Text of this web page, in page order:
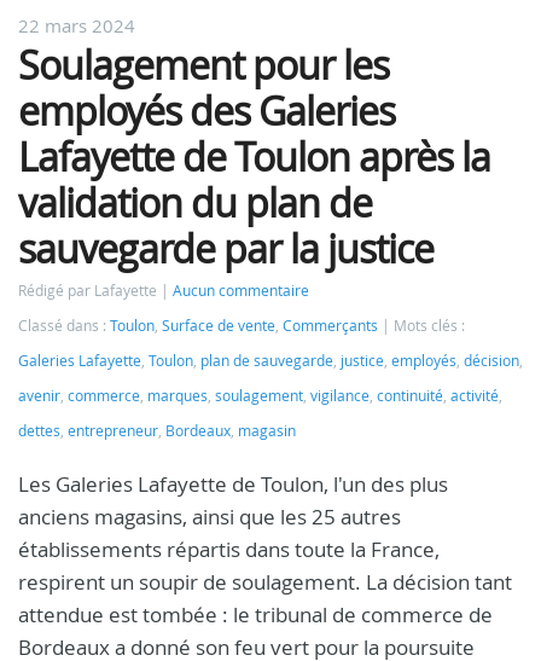
22 mars 2024
Soulagement pour les
employés des Galeries
Lafayette de Toulon après la
validation du plan de
sauvegarde par la justice
Rédigé par Lafayette
Aucun commentaire
Classé dans : Toulon, Surface de vente, Commerçants
Mots clés :
Galeries Lafayette, Toulon, plan de sauvegarde, justice, employés, décision,
avenir, commerce, marques, soulagement, vigilance, continuité, activité,
dettes, entrepreneur, Bordeaux, magasin
Les Galeries Lafayette de Toulon, l'un des plus
anciens magasins, ainsi que les 25 autres
établissements répartis dans toute la France,
respirent un soupir de soulagement. La décision tant
attendue est tombée : le tribunal de commerce de
Bordeaux a donné son feu vert pour la poursuite